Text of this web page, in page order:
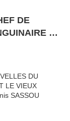
DE
ET
DU